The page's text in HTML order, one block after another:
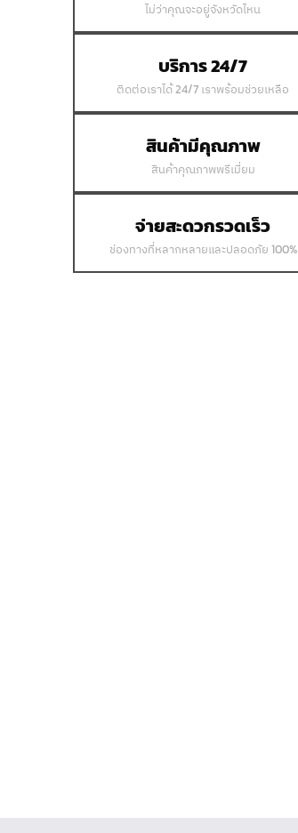
ไม่ว่าคุณจะอยู่จังหวัดไหน
บริการ 24/7
ติดต่อเราได้ 24/7 เราพร้อมช่วยเหลือ
สินค้ามีคุณภาพ
สินค้าคุณภาพพรีเมี่ยม
จ่ายสะดวกรวดเร็ว
ช่องทางที่หลากหลายและปลอดภัย 100%